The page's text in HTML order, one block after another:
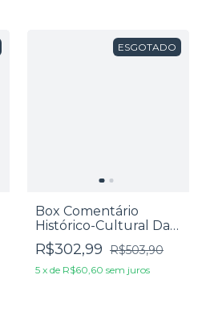
ESGOTADO
Box Comentário
Histórico-Cultural Da
Bíblia (AT E NT)
R$302,99 R$503,90
5 x de R$60,60 sem juros